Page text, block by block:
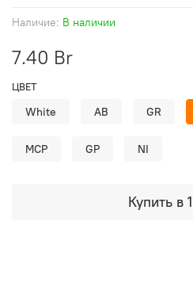
Наличие: В наличии
7.40 Br
Купить в
ЦВЕТ
White AB GR
MCP GP NI